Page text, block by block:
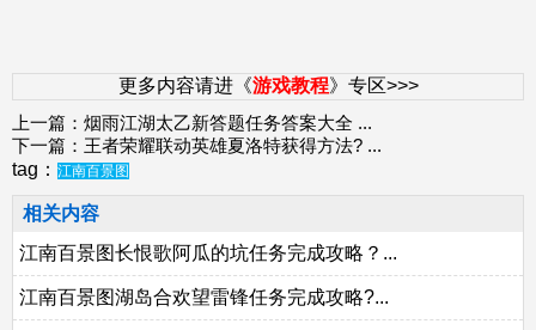
更多内容请进《游戏教程》专区>>>
上一篇： 烟雨江湖太乙新答题任务答案大全 ...
下一篇： 王者荣耀联动英雄夏洛特获得方法? ...
tag： 江南百景图
相关内容
江南百景图长恨歌阿瓜的坑任务完成攻略？...
江南百景图湖岛合欢望雷锋任务完成攻略?...